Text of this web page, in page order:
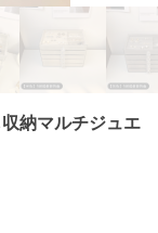
納マルチジュエ